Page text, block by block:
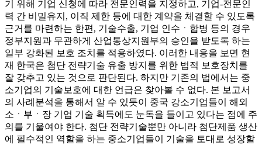
기 위해 기업 신청에 따라 전문인력을 지정하고, 기업-전문인
력 간 비밀유지, 이직 제한 등에 대한 계약을 체결할 수 있도록
근거를 마련하는 한편, 기술수출, 기업 인수ㆍ합병 등의 경우
정부지원과 무관하게 산업통상지원부의 승인을 받도록 하는
일부 강화된 보호 조치를 적용하였다. 이러한 내용을 보면 현
재 한국은 첨단 전략기술 유출 방지를 위한 법적 보호장치를
잘 갖추고 있는 것으로 판단된다. 하지만 기존의 법에서는 중
소기업의 기술보호에 대한 언급은 찾아볼 수 없다. 본 보고서
의 사례분석을 통해서 알 수 있듯이 중국 강소기업들이 해외
소ㆍ부ㆍ장 기업 기술 획득에도 눈독을 들이고 있다는 점에 주
의를 기울여야 한다. 첨단 전략기술뿐만 아니라 첨단제품 생산
에 필수적인 역할을 하는 중소기업들이 기술을 토대로 성장할